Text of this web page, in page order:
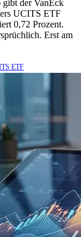
gibt der VanEck
UCITS ETF
0,72 Prozent.
Erst am
ETF